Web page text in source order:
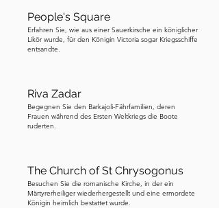
Silbertruhe anfertigen, die noch heute
den Körper des Heiligen birgt.
Kunsthistoriker haben eine weniger
politischen Akt der königlichen
Patronage in einer strategisch
wichtigen Stadt spendete und dass die
Szene entstand, die auf der Truhe
selbst dargestellt ist. So oder so, die
Truhe ist außergewöhnlich. Sie ist aus
People's Square
Erfahren Sie, wie aus einer Sauerkirsche ein königlicher
Likör wurde, für den Königin Victoria sogar Kriegsschiffe
entsandte.
Riva Zadar
Begegnen Sie den Barkajoli-Fährfamilien, deren
Frauen während des Ersten Weltkriegs die Boote
ruderten.
The Church of St Chrysogonus
Besuchen Sie die romanische Kirche, in der ein
Märtyrerheiliger wiederhergestellt und eine ermordete
Königin heimlich bestattet wurde.